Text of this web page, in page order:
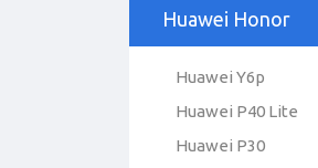
Huawei Honor
Huawei Y6p
Huawei P40 Lite
Huawei P30